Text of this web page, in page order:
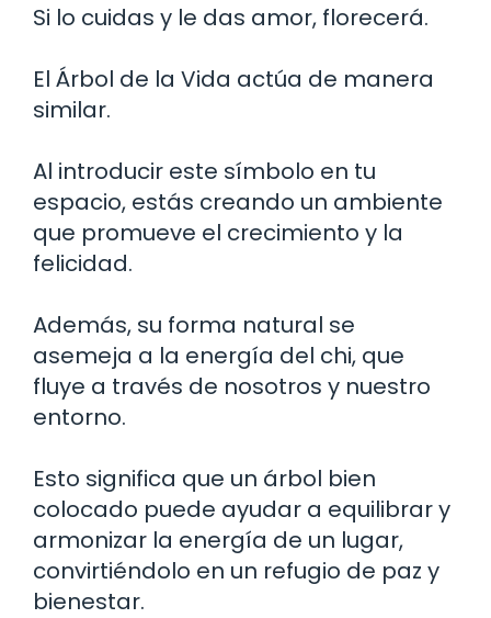
Si lo cuidas y le das amor, florecerá.
El Árbol de la Vida actúa de manera
similar.
Al introducir este símbolo en tu
espacio, estás creando un ambiente
que promueve el crecimiento y la
felicidad.
Además, su forma natural se
asemeja a la energía del chi, que
fluye a través de nosotros y nuestro
entorno.
Esto significa que un árbol bien
colocado puede ayudar a equilibrar y
armonizar la energía de un lugar,
convirtiéndolo en un refugio de paz y
bienestar.